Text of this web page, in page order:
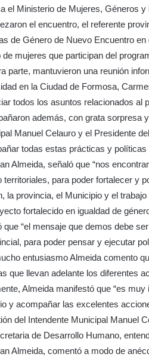
el Ministerio de Mujeres, Géneros
el encuentro, el referente
de Género de Nuevo Encuentro
de mujeres que participan del
parte, mantuvieron una reunión
en la Ciudad de Formosa,
todos los asuntos relacionados al
además, con grata sorpresa
Manuel Celauro y el Presidente
todas estas prácticas y
Almeida, señaló que “nos
territoriales, para poder fortalecer y
la provincia, el Municipio y el
fortalecido en igualdad de
que “el mensaje que demos debe
para poder pensar y ejecutar
entusiasmo Almeida comento
que llevan adelante los diferentes
Almeida manifestó que “es
y acompañar las excelentes
del Intendente Municipal Manuel
de Desarrollo Humano,
Almeida, comentó a modo de